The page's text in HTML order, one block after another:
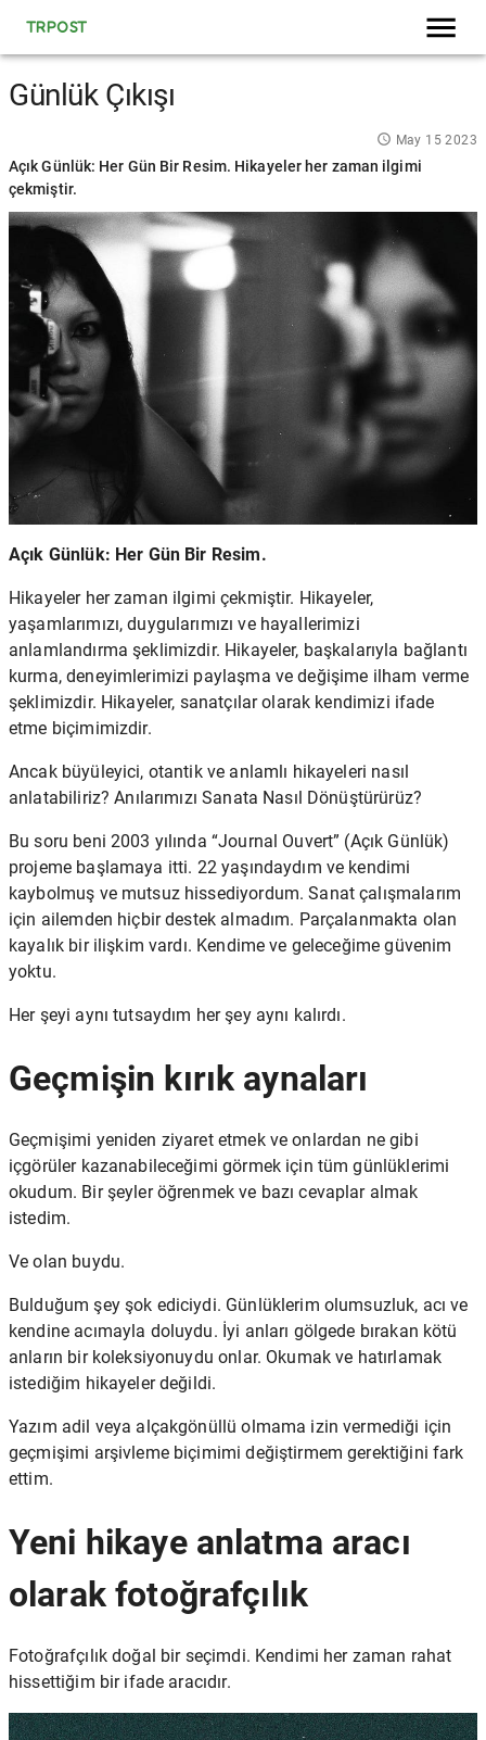
TRPOST
Günlük Çıkışı
May 15 2023
Açık Günlük: Her Gün Bir Resim. Hikayeler her zaman ilgimi
çekmiştir.
Açık Günlük: Her Gün Bir Resim.
Hikayeler her zaman ilgimi çekmiştir. Hikayeler,
yaşamlarımızı, duygularımızı ve hayallerimizi
anlamlandırma şeklimizdir. Hikayeler, başkalarıyla bağlantı
kurma, deneyimlerimizi paylaşma ve değişime ilham verme
şeklimizdir. Hikayeler, sanatçılar olarak kendimizi ifade
etme biçimimizdir.
Ancak büyüleyici, otantik ve anlamlı hikayeleri nasıl
anlatabiliriz? Anılarımızı Sanata Nasıl Dönüştürürüz?
Bu soru beni 2003 yılında “Journal Ouvert” (Açık Günlük)
projeme başlamaya itti. 22 yaşındaydım ve kendimi
kaybolmuş ve mutsuz hissediyordum. Sanat çalışmalarım
için ailemden hiçbir destek almadım. Parçalanmakta olan
kayalık bir ilişkim vardı. Kendime ve geleceğime güvenim
yoktu.
Her şeyi aynı tutsaydım her şey aynı kalırdı.
Geçmişin kırık aynaları
Geçmişimi yeniden ziyaret etmek ve onlardan ne gibi
içgörüler kazanabileceğimi görmek için tüm günlüklerimi
okudum. Bir şeyler öğrenmek ve bazı cevaplar almak
istedim.
Ve olan buydu.
Bulduğum şey şok ediciydi. Günlüklerim olumsuzluk, acı ve
kendine acımayla doluydu. İyi anları gölgede bırakan kötü
anların bir koleksiyonuydu onlar. Okumak ve hatırlamak
istediğim hikayeler değildi.
Yazım adil veya alçakgönüllü olmama izin vermediği için
geçmişimi arşivleme biçimimi değiştirmem gerektiğini fark
ettim.
Yeni hikaye anlatma aracı
olarak fotoğrafçılık
Fotoğrafçılık doğal bir seçimdi. Kendimi her zaman rahat
hissettiğim bir ifade aracıdır.